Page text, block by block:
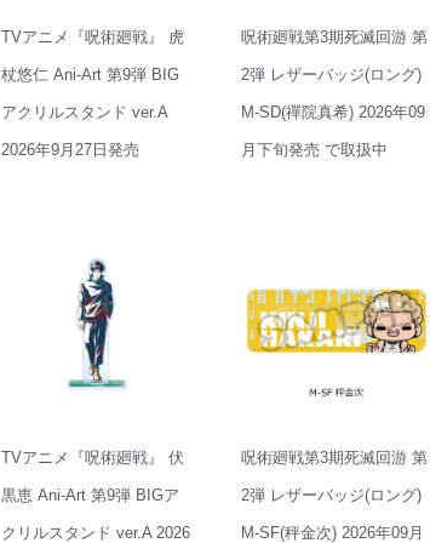
TVアニメ『呪術廻戦』 虎
杖悠仁 Ani-Art 第9弾 BIG
アクリルスタンド ver.A
2026年9月27日発売
呪術廻戦第3期死滅回游 第
2弾 レザーバッジ(ロング)
M-SD(禪院真希) 2026年09
月下旬発売 で取扱中
TVアニメ『呪術廻戦』 伏
黒恵 Ani-Art 第9弾 BIGア
クリルスタンド ver.A 2026
呪術廻戦第3期死滅回游 第
2弾 レザーバッジ(ロング)
M-SF(秤金次) 2026年09月